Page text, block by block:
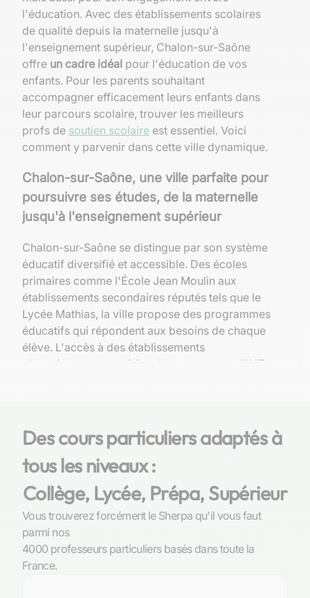
l'éducation. Avec des établissements scolaires
de qualité depuis la maternelle jusqu'à
l'enseignement supérieur, Chalon-sur-Saône
offre un cadre idéal pour l'éducation de vos
enfants. Pour les parents souhaitant
accompagner efficacement leurs enfants dans
leur parcours scolaire, trouver les meilleurs
profs de soutien scolaire est essentiel. Voici
comment y parvenir dans cette ville dynamique.
Chalon-sur-Saône, une ville parfaite pour
poursuivre ses études, de la maternelle
jusqu'à l'enseignement supérieur
Chalon-sur-Saône se distingue par son système
éducatif diversifié et accessible. Des écoles
primaires comme l'École Jean Moulin aux
établissements secondaires réputés tels que le
Lycée Mathias, la ville propose des programmes
éducatifs qui répondent aux besoins de chaque
élève. L'accès à des établissements
d'enseignement supérieur locaux, comme l'IUT
fournissentun contexte éducatif unique et
stimulant
pour les jeunes esprits curieux. Cette
richesse culturelle et historique contribue à une
éducation bien arrondie, offrant aux élèves des
opportunités d'apprentissage dans et hors de la
classe.
En plus des infrastructures scolaires, Chalon-
sur-Saône organise régulièrement des
Des cours particuliers adaptés à
tous les niveaux :
Collège, Lycée, Prépa, Supérieur
Vous trouverez forcément le Sherpa qu'il vous faut
parmi nos
4000 professeurs particuliers basés dans toute la
France.